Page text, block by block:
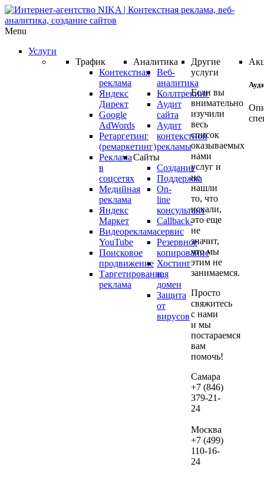
Menu
Услуги
Трафик
Контекстная
реклама
Яндекс
Директ
Google
AdWords
Ретаргетинг
(ремаркетинг)
Реклама
в
соцсетях
Медийная
реклама
Яндекс
Маркет
Видеореклама
YouTube
Поисковое
продвижение
Таргетированная
реклама
Аналитика
Веб-
аналитика
Коллтрекинг
Аудит
сайта
Аудит
контекстной
рекламы
Сайты
Создание
Поддержка
On-
line
консультант
Callback-
сервис
Резервное
копирование
Хостинг
и
домен
Защита
от
вирусов
Другие
услуги
Если вы
внимательно
изучили
весь
список
оказываемых
нами
услуг и
не
нашли
то, что
искали,
это еще
не
значит,
что мы
этим не
занимаемся.
Просто
свяжитесь
с нами
и мы
постараемся
вам
помочь!
Самара
+7 (846)
379-21-
24
Москва
+7 (499)
110-16-
24